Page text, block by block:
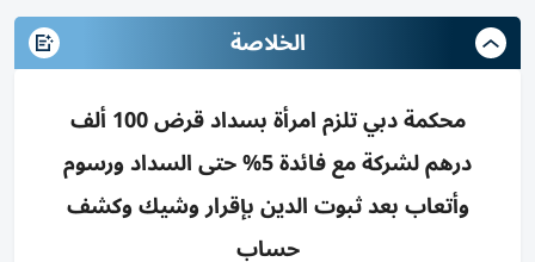
الخلاصة
محكمة دبي تلزم امرأة بسداد قرض 100 ألف
درهم لشركة مع فائدة 5% حتى السداد ورسوم
وأتعاب بعد ثبوت الدين بإقرار وشيك وكشف
حساب